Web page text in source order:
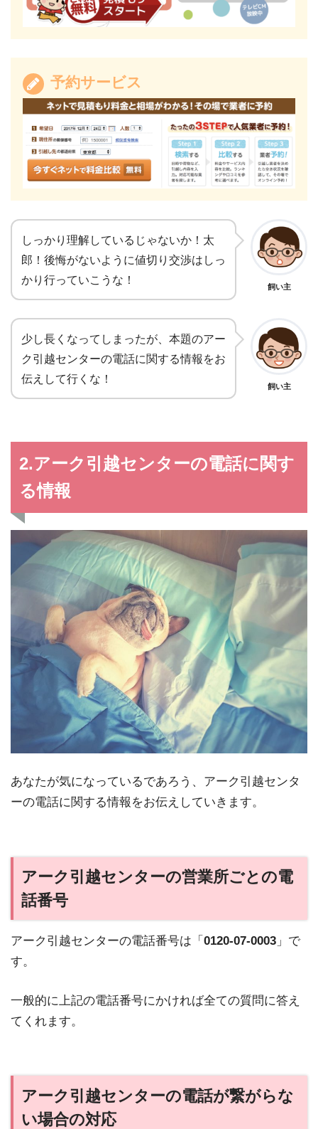
予約サービス
しっかり理解しているじゃないか！太
郎！後悔がないように値切り交渉はしっ
かり行っていこうな！
飼い主
少し長くなってしまったが、本題のアー
ク引越センターの電話に関する情報をお
伝えして行くな！
飼い主
2.アーク引越センターの電話に関す
る情報
あなたが気になっているであろう、アーク引越センタ
ーの電話に関する情報をお伝えしていきます。
アーク引越センターの営業所ごとの電
話番号
アーク引越センターの電話番号は「 0120-07-0003 」で
す。
一般的に上記の電話番号にかければ全ての質問に答え
てくれます。
アーク引越センターの電話が繋がらな
い場合の対応